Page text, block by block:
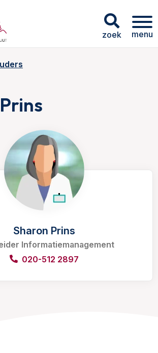
zoek menu
Sharon Prins
Informatiemanagement
020-512 2897